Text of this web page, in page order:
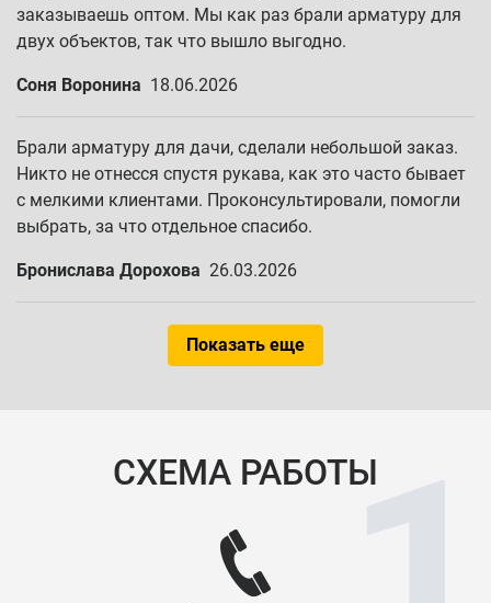
заказываешь оптом. Мы как раз брали арматуру для
двух объектов, так что вышло выгодно.
Соня Воронина 18.06.2026
Брали арматуру для дачи, сделали небольшой заказ.
Никто не отнесся спустя рукава, как это часто бывает
с мелкими клиентами. Проконсультировали, помогли
выбрать, за что отдельное спасибо.
Бронислава Дорохова 26.03.2026
Показать еще
СХЕМА РАБОТЫ